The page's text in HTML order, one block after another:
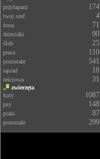
przyłapani 174
twoj szef 4
żona 71
dzieciaki 90
ślub 25
praca 110
pozostałe 541
sąsiad 18
teściowa 31
zwierzęta
koty
1087
psy 148
ptaki 87
pozostałe 299